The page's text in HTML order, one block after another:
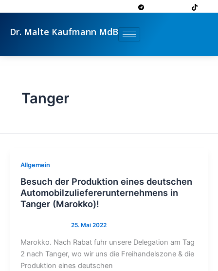
springen
Dr. Malte Kaufmann MdB
Tanger
Allgemein
Besuch der Produktion eines deutschen
Automobilzuliefererunternehmens in
Tanger (Marokko)!
Marokko. Nach Rabat fuhr unsere Delegation am Tag
2 nach Tanger, wo wir uns die Freihandelszone & die
Produktion eines deutschen